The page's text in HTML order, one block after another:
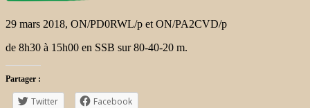
29 mars 2018, ON/PD0RWL/p et ON/PA2CVD/p
de 8h30 à 15h00 en SSB sur 80-40-20 m.
Partager :
Twitter Facebook